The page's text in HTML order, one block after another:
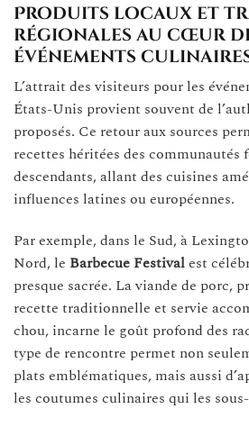
Produits locaux et
régionales au cœur
événements
L’attrait des visiteurs pour les
États-Unis provient souvent de
proposés. Ce retour aux sources
recettes héritées des communautés
descendants, allant des cuisines
influences latines ou européennes.
Par exemple, dans le Sud, à
Nord, le Barbecue Festivalest
presque sacrée. La viande de porc,
recette traditionnelle et servie
chou, incarne le goût profond des
type de rencontre permet non
plats emblématiques, mais aussi
les coutumes culinaires qui les